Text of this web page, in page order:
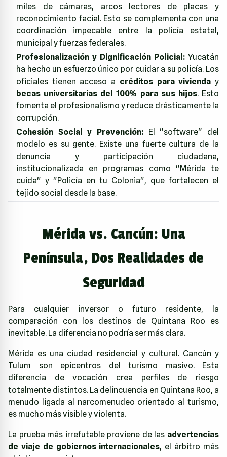
miles de cámaras, arcos lectores de placas y
reconocimiento facial. Esto se complementa con una
coordinación impecable entre la policía estatal,
municipal y fuerzas federales.
Profesionalización y Dignificación Policial: Yucatán
ha hecho un esfuerzo único por cuidar a su policía. Los
oficiales tienen acceso a créditos para vivienda y
becas universitarias del 100% para sus hijos. Esto
fomenta el profesionalismo y reduce drásticamente la
corrupción.
Cohesión Social y Prevención: El "software" del
modelo es su gente. Existe una fuerte cultura de la
denuncia y participación ciudadana,
institucionalizada en programas como "Mérida te
cuida" y "Policía en tu Colonia", que fortalecen el
tejido social desde la base.
Mérida vs. Cancún: Una
Península, Dos Realidades de
Seguridad
Para cualquier inversor o futuro residente, la
comparación con los destinos de Quintana Roo es
inevitable. La diferencia no podría ser más clara.
Mérida es una ciudad residencial y cultural. Cancún y
Tulum son epicentros del turismo masivo. Esta
diferencia de vocación crea perfiles de riesgo
totalmente distintos. La delincuencia en Quintana Roo, a
menudo ligada al narcomenudeo orientado al turismo,
es mucho más visible y violenta.
La prueba más irrefutable proviene de las advertencias
de viaje de gobiernos internacionales, el árbitro más